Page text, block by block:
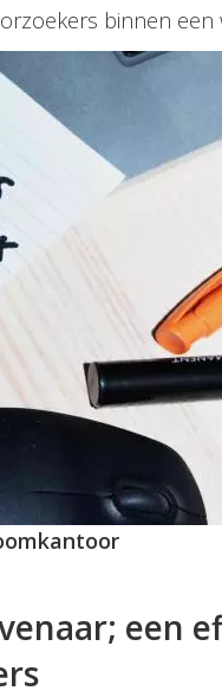
binnen
een